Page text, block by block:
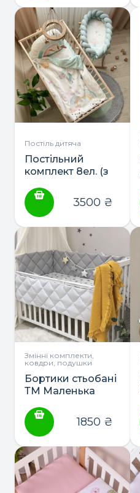
Постіль дитяча
Постільний
комплект 8ел. (з
“Райдужний
єдиноріг” ТМ
Маленька Соня
3500 ₴
Змінні комплекти,
ковдри, подушки
Бортики стьобані
ТМ Маленька
1850 ₴